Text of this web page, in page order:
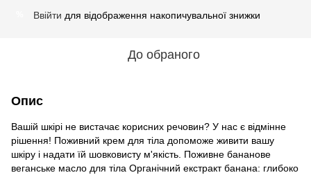
Ввійти для відображення накопичувальної знижки
До обраного
Опис
Вашій шкірі не вистачає корисних речовин? У нас є відмінне
рішення! Поживний крем для тіла допоможе живити вашу
шкіру і надати їй шовковисту м'якість. Поживне бананове
веганське масло для тіла Органічний екстракт банана: глибоко